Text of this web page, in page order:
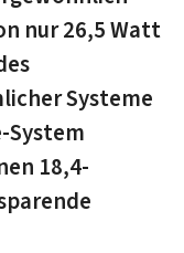
nur 26,5 Watt
Systeme
System
18,4-